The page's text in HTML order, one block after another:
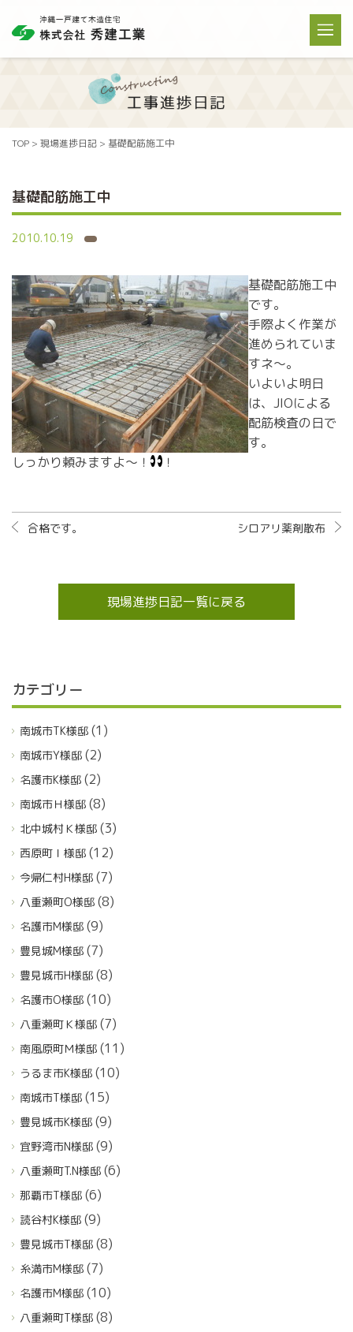
TOP > 現場進捗日記 > 基礎配筋施工中
基礎配筋施工中
2010.10.19
基礎配筋施工中
です。
手際よく作業が
進められていま
すネ～。
いよいよ明日
は、JIOによる
配筋検査の日で
す。
しっかり頼みますよ～！
！
合格です。 シロアリ薬剤散布
現場進捗日記一覧に戻る
カテゴリー
南城市TK様邸 (1)
南城市Y様邸 (2)
名護市K様邸 (2)
南城市Ｈ様邸 (8)
北中城村Ｋ様邸 (3)
西原町Ｉ様邸 (12)
今帰仁村H様邸 (7)
八重瀬町O様邸 (8)
名護市M様邸 (9)
豊見城M様邸 (7)
豊見城市H様邸 (8)
名護市O様邸 (10)
八重瀬町Ｋ様邸 (7)
南風原町Ｍ様邸 (11)
うるま市K様邸 (10)
南城市T様邸 (15)
豊見城市K様邸 (9)
宜野湾市N様邸 (9)
八重瀬町T.N様邸 (6)
那覇市T様邸 (6)
読谷村K様邸 (9)
豊見城市T様邸 (8)
糸満市M様邸 (7)
名護市M様邸 (10)
八重瀬町T様邸 (8)